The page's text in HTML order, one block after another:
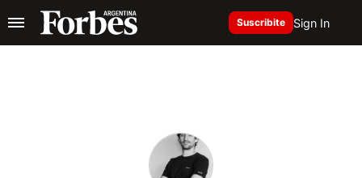
Suscribite Sign In